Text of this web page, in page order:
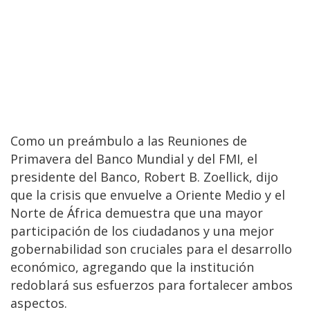
Como un preámbulo a las Reuniones de
Primavera del Banco Mundial y del FMI, el
presidente del Banco, Robert B. Zoellick, dijo
que la crisis que envuelve a Oriente Medio y el
Norte de África demuestra que una mayor
participación de los ciudadanos y una mejor
gobernabilidad son cruciales para el desarrollo
económico, agregando que la institución
redoblará sus esfuerzos para fortalecer ambos
aspectos.